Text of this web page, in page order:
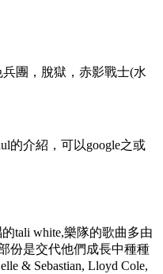
團，脫獄，赤影戰士(水
的介紹，可以google之或
tali white,樂隊的歌曲多由
份是交代他們成長中種種
& Sebastian, Lloyd Cole,